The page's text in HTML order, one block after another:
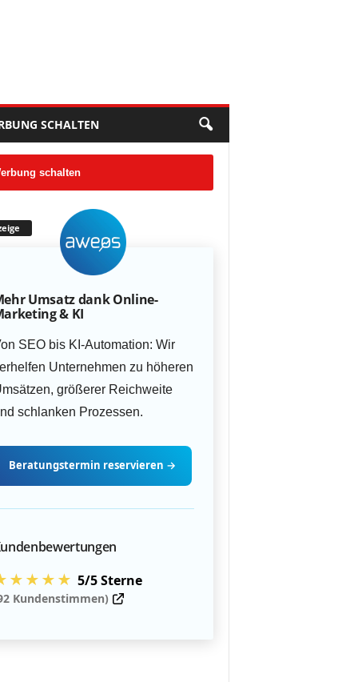
SCHALTEN
schalten
Umsatz dank Online-
& KI
SEO bis KI-Automation: Wir
Unternehmen zu höheren
größerer Reichweite
schlanken Prozessen.
Beratungstermin reservieren →
5/5 Sterne
Kundenstimmen)